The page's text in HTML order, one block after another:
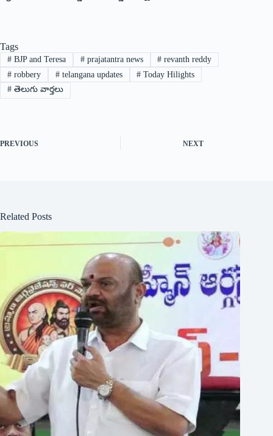
Tags
#BJP and Teresa #prajatantra news # revanth reddy
#robbery #telangana updates # Today Hilights
#తెలుగు వార్తలు
PREVIOUS NEXT
Related Posts